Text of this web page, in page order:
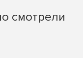
смотрели